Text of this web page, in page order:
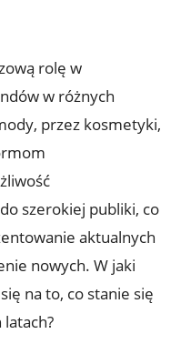
rolę w
w różnych
przez kosmetyki,
szerokiej publiki, co
aktualnych
nowych. W jaki
na to, co stanie się